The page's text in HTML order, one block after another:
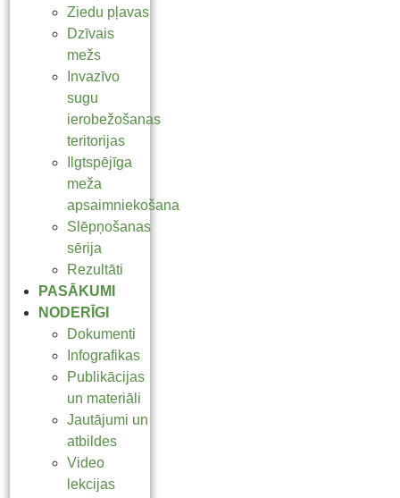
Ziedu pļavas
Dzīvais
mežs
Invazīvo
sugu
ierobežošanas
teritorijas
Ilgtspējīga
meža
apsaimniekošana
Slēpņošanas
sērija
Rezultāti
PASĀKUMI
NODERĪGI
Dokumenti
Infografikas
Publikācijas
un materiāli
Jautājumi un
atbildes
Video
lekcijas